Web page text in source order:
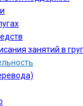
занятий в